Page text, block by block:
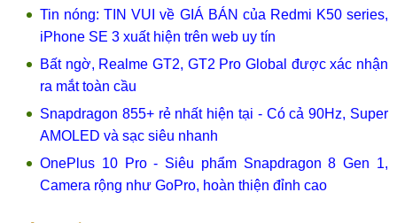
Tin nóng: TIN VUI về GIÁ BÁN của Redmi K50 series,
iPhone SE 3 xuất hiện trên web uy tín
Bất ngờ, Realme GT2, GT2 Pro Global được xác nhận
ra mắt toàn cầu
Snapdragon 855+ rẻ nhất hiện tại - Có cả 90Hz, Super
AMOLED và sạc siêu nhanh
OnePlus 10 Pro - Siêu phẩm Snapdragon 8 Gen 1,
Camera rộng như GoPro, hoàn thiện đỉnh cao